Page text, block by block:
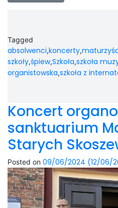
Tagged
absolwenci,koncerty,
szkoły,śpiew,Szkoła,szkoła
organistowska,szkoła z
Koncert
sanktuarium
Starych
Posted on 09/06/2024 (12/06/